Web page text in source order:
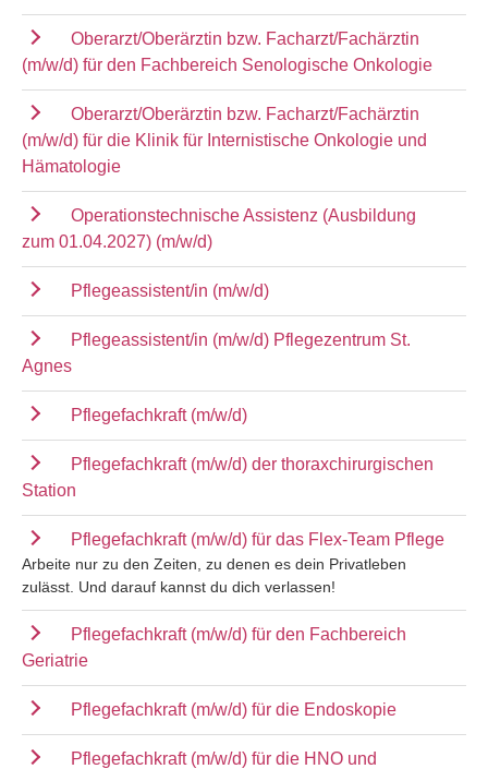
Oberarzt/Oberärztin bzw. Facharzt/Fachärztin
(m/w/d) für den Fachbereich Senologische Onkologie
Oberarzt/Oberärztin bzw. Facharzt/Fachärztin
(m/w/d) für die Klinik für Internistische Onkologie und
Hämatologie
Operationstechnische Assistenz (Ausbildung
zum 01.04.2027) (m/w/d)
Pflegeassistent/in (m/w/d)
Pflegeassistent/in (m/w/d) Pflegezentrum St.
Agnes
Pflegefachkraft (m/w/d)
Pflegefachkraft (m/w/d) der thoraxchirurgischen
Station
Pflegefachkraft (m/w/d) für das Flex-Team Pflege
Arbeite nur zu den Zeiten, zu denen es dein Privatleben
zulässt. Und darauf kannst du dich verlassen!
Pflegefachkraft (m/w/d) für den Fachbereich
Geriatrie
Pflegefachkraft (m/w/d) für die Endoskopie
Pflegefachkraft (m/w/d) für die HNO und